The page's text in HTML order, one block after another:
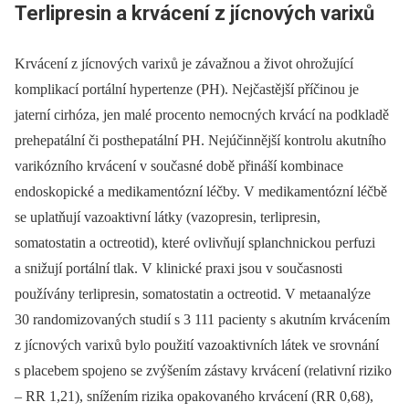
Terlipresin a krvácení z jícnových varixů
Krvácení z jícnových varixů je závažnou a život ohrožující
komplikací portální hypertenze (PH). Nejčastější příčinou je
jaterní cirhóza, jen malé procento nemocných krvácí na podkladě
prehepatální či posthepatální PH. Nejúčinnější kontrolu akutního
varikózního krvácení v současné době přináší kombinace
endoskopické a medikamentózní léčby. V medikamentózní léčbě
se uplatňují vazoaktivní látky (vazopresin, terlipresin,
somatostatin a octreotid), které ovlivňují splanchnickou perfuzi
a snižují portální tlak. V klinické praxi jsou v současnosti
používány terlipresin, somatostatin a octreotid. V metaanalýze
30 randomizovaných studií s 3 111 pacienty s akutním krvácením
z jícnových varixů bylo použití vazoaktivních látek ve srovnání
s placebem spojeno se zvýšením zástavy krvácení (relativní riziko
–⁠ RR 1,21), snížením rizika opakovaného krvácení (RR 0,68),